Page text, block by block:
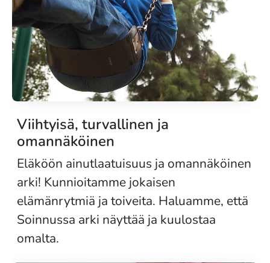
Viihtyisä, turvallinen ja
omannäköinen
Eläköön ainutlaatuisuus ja omannäköinen
arki! Kunnioitamme jokaisen
elämänrytmiä ja toiveita. Haluamme, että
Soinnussa arki näyttää ja kuulostaa
omalta.